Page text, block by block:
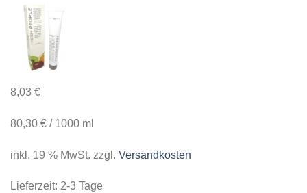
8,03 €
80,30 € / 1000 ml
inkl. 19 % MwSt. zzgl. Versandkosten
Lieferzeit: 2-3 Tage